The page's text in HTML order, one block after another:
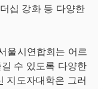
십 강화 등 다양한
울시연합회는 어르
수 있도록 다양한
지도자대학은 그러